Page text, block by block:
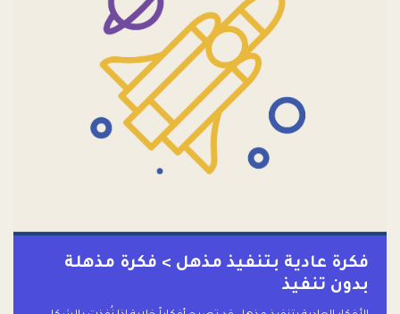
فكرة عادية بتنفيذ مذهل > فكرة مذهلة
بدون تنفيذ